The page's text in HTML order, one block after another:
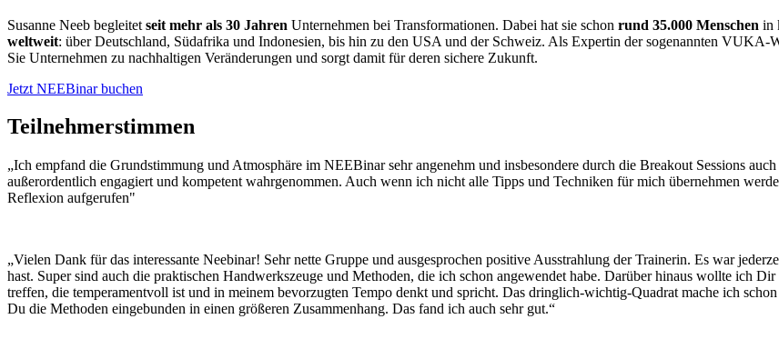
Susanne Neeb begleitet seit mehr als 30 Jahren Unternehmen bei Transformationen. Dabei hat sie schon rund 35.000 Menschen in
weltweit: über Deutschland, Südafrika und Indonesien, bis hin zu den USA und der Schweiz. Als Expertin der sogenannten
Sie Unternehmen zu nachhaltigen Veränderungen und sorgt damit für deren sichere Zukunft.
Jetzt NEEBinar buchen
Teilnehmerstimmen
„Ich empfand die Grundstimmung und Atmosphäre im NEEBinar sehr angenehm und insbesondere durch die Breakout Sessions
außerordentlich engagiert und kompetent wahrgenommen. Auch wenn ich nicht alle Tipps und Techniken für mich übernehmen
Reflexion aufgerufen"
„Vielen Dank für das interessante Neebinar! Sehr nette Gruppe und ausgesprochen positive Ausstrahlung der Trainerin. Es war
hast. Super sind auch die praktischen Handwerkszeuge und Methoden, die ich schon angewendet habe. Darüber hinaus wollte ich
treffen, die temperamentvoll ist und in meinem bevorzugten Tempo denkt und spricht. Das dringlich-wichtig-Quadrat mache ich
Du die Methoden eingebunden in einen größeren Zusammenhang. Das fand ich auch sehr gut.“